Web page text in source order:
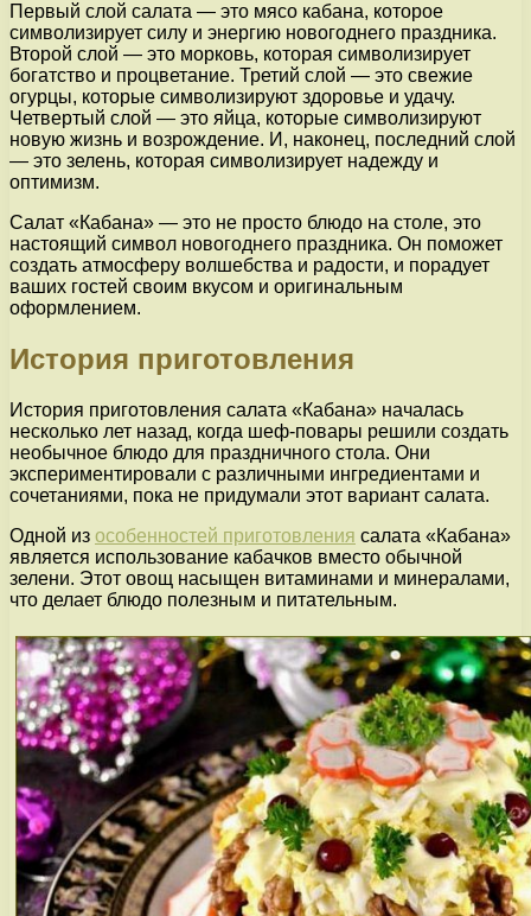
Первый слой салата — это мясо кабана, которое
символизирует силу и энергию новогоднего праздника.
Второй слой — это морковь, которая символизирует
богатство и процветание. Третий слой — это свежие
огурцы, которые символизируют здоровье и удачу.
Четвертый слой — это яйца, которые символизируют
новую жизнь и возрождение. И, наконец, последний слой
— это зелень, которая символизирует надежду и
оптимизм.
Салат «Кабана» — это не просто блюдо на столе, это
настоящий символ новогоднего праздника. Он поможет
создать атмосферу волшебства и радости, и порадует
ваших гостей своим вкусом и оригинальным
оформлением.
История приготовления
История приготовления салата «Кабана» началась
несколько лет назад, когда шеф-повары решили создать
необычное блюдо для праздничного стола. Они
экспериментировали с различными ингредиентами и
сочетаниями, пока не придумали этот вариант салата.
Одной из особенностей приготовления салата «Кабана»
является использование кабачков вместо обычной
зелени. Этот овощ насыщен витаминами и минералами,
что делает блюдо полезным и питательным.